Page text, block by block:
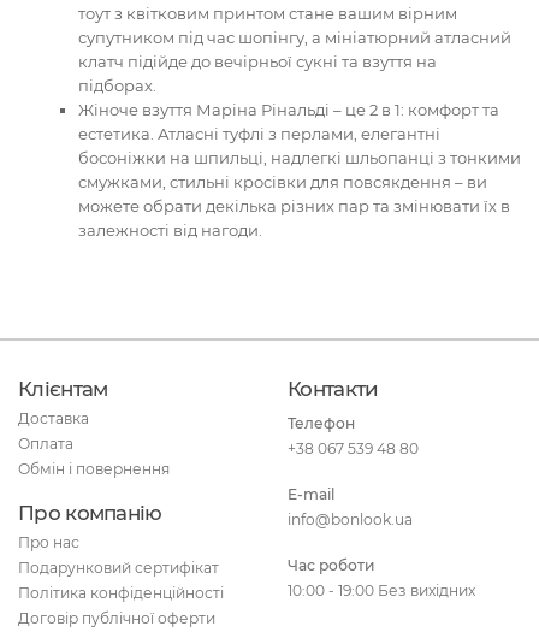
тоут з квітковим принтом стане вашим вірним
супутником під час шопінгу, а мініатюрний атласний
клатч підійде до вечірньої сукні та взуття на
підборах.
Жіноче взуття Маріна Рінальді – це 2 в 1: комфорт та
естетика. Атласні туфлі з перлами, елегантні
босоніжки на шпильці, надлегкі шльопанці з тонкими
смужками, стильні кросівки для повсякдення – ви
можете обрати декілька різних пар та змінювати їх в
залежності від нагоди.
Клієнтам
Доставка
Оплата
Обмін і повернення
Про компанію
Про нас
Подарунковий сертифікат
Політика конфіденційності
Договір публічної оферти
Контакти
Телефон
+38 067 539 48 80
E-mail
info@bonlook.ua
Час роботи
10:00 - 19:00 Без вихідних